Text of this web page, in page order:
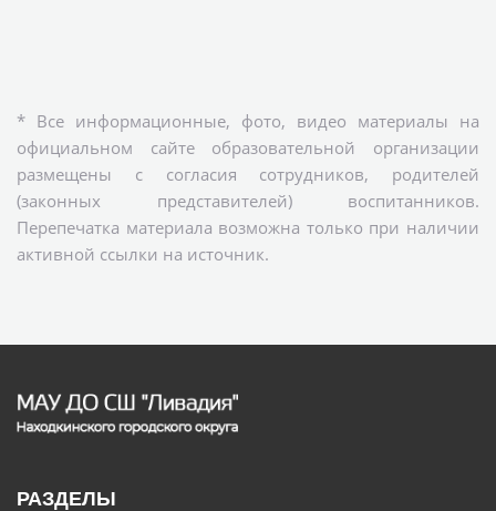
* Все информационные, фото, видео материалы на
официальном сайте образовательной организации
размещены с согласия сотрудников, родителей
(законных представителей) воспитанников.
Перепечатка материала возможна только при наличии
активной ссылки на источник.
РАЗДЕЛЫ